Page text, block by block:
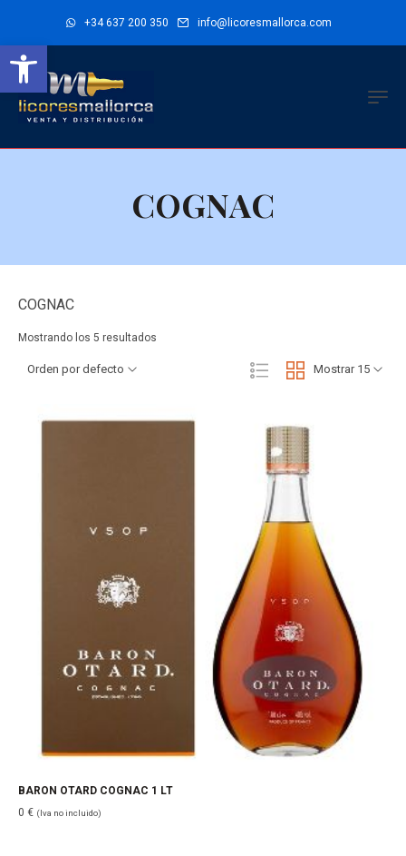
Abrir barra de herramientas
+34 637 200 350 info@licoresmallorca.com
COGNAC
COGNAC
Mostrando los 5 resultados
Mostrar 15
Orden por defecto
BARON OTARD COGNAC 1 LT
0 € (Iva no incluido)